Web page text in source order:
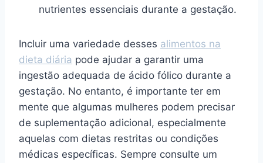
nutrientes essenciais durante a gestação.
Incluir uma variedade desses alimentos na
dieta diária pode ajudar a garantir uma
ingestão adequada de ácido fólico durante a
gestação. No entanto, é importante ter em
mente que algumas mulheres podem precisar
de suplementação adicional, especialmente
aquelas com dietas restritas ou condições
médicas específicas. Sempre consulte um